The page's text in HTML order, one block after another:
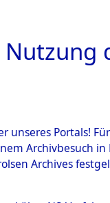
unseres Portals!
Archivbesuch
Archives